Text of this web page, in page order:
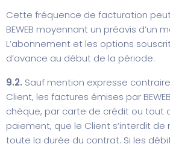
Cette fréquence de facturation
BEWEB moyennant un préavis d’un
L’abonnement et les options
d’avance au début de la période.
9.2. Sauf mention expresse
Client, les factures émises par
chèque, par carte de crédit ou tout
paiement, que le Client s’interdit
toute la durée du contrat. Si les